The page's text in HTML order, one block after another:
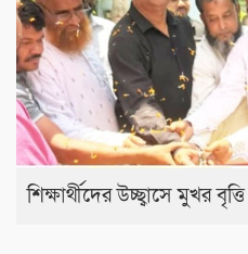
শিক্ষার্থীদের উচ্ছ্বাসে মুখর